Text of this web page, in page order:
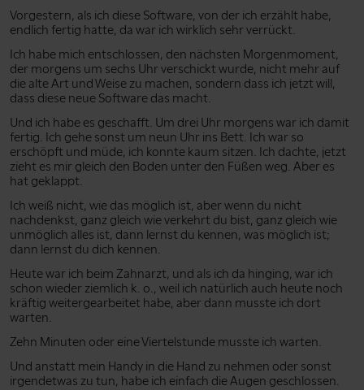
Vorgestern, als ich diese Software, von der ich erzählt habe,
endlich fertig hatte, da war ich wirklich sehr verrückt.
Ich habe mich entschlossen, den nächsten Morgenmoment,
der morgens um sechs Uhr verschickt wurde, nicht mehr auf
die alte Art und Weise zu machen, sondern dass ich jetzt will,
dass diese neue Software das macht.
Und ich habe es geschafft. Um drei Uhr morgens war ich damit
fertig. Ich gehe sonst um neun Uhr ins Bett. Ich war so
erschöpft und müde, ich konnte kaum sitzen. Ich dachte, jetzt
zieht es mir gleich den Boden unter den Füßen weg. Aber es
hat geklappt.
Ich weiß nicht, wie das möglich ist, aber wenn du nicht
nachdenkst, ganz gleich wie verkehrt du bist, ganz gleich wie
unmöglich alles ist, dann lernst du kennen, was möglich ist;
dann lernst du dich kennen.
Heute war ich beim Zahnarzt, und als ich da hinging, war ich
schon wieder ziemlich k. o., weil ich natürlich auch heute noch
kräftig weitergearbeitet habe, aber dann musste ich dort
warten.
Zehn Minuten oder eine Viertelstunde musste ich warten.
Und anstatt mein Handy in die Hand zu nehmen oder sonst
irgendetwas zu tun, habe ich einfach die Augen geschlossen.